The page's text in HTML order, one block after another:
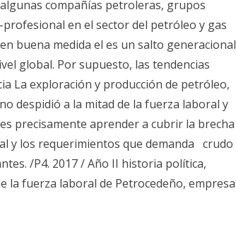
compañías petroleras, grupos
en el sector del petróleo y gas
buena medida el es un salto generacional
global. Por supuesto, las tendencias
La exploración y producción de petróleo,
despidió a la mitad de la fuerza laboral y
precisamente aprender a cubrir la brecha
y los requerimientos que demanda crudo
/P4. 2017 / Año II historia política,
la fuerza laboral de Petrocedeño, empresa